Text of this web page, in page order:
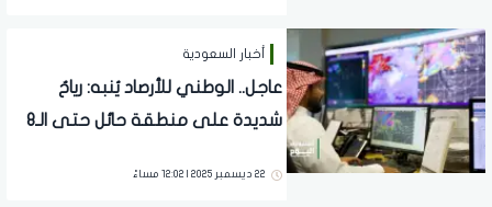
أخبار السعودية
عاجل.. الوطني للأرصاد يُنبه: رياحٌ
شديدة على منطقة حائل حتى الـ8
22 ديسمبر 2025 | 12:02 مساءً